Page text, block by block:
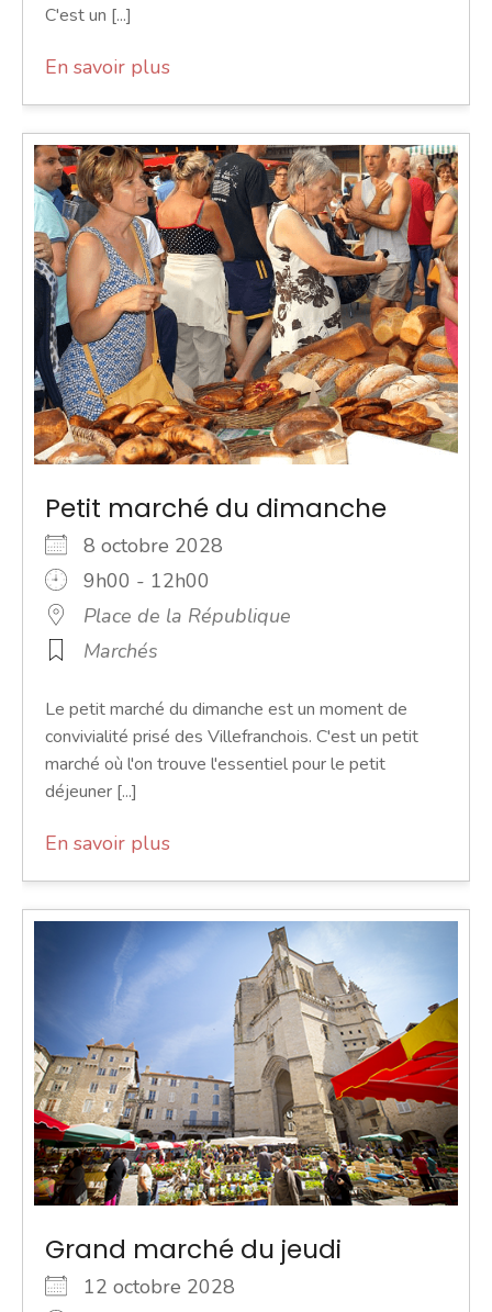
C'est un [...]
En savoir plus
Petit marché du dimanche
8 octobre 2028
9h00 - 12h00
Place de la République
Marchés
Le petit marché du dimanche est un moment de
convivialité prisé des Villefranchois. C'est un petit
marché où l'on trouve l'essentiel pour le petit
déjeuner [...]
En savoir plus
Grand marché du jeudi
12 octobre 2028